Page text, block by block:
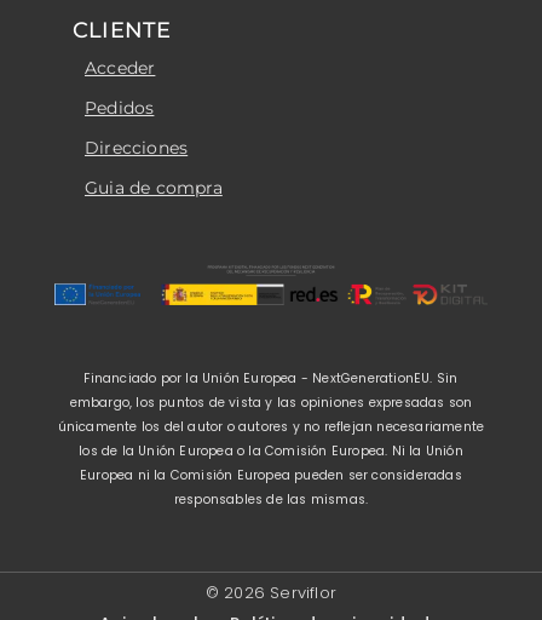
CLIENTE
Acceder
Pedidos
Direcciones
Guia de compra
Financiado por la Unión Europea - NextGenerationEU. Sin
embargo, los puntos de vista y las opiniones expresadas son
únicamente los del autor o autores y no reflejan necesariamente
los de la Unión Europea o la Comisión Europea. Ni la Unión
Europea ni la Comisión Europea pueden ser consideradas
responsables de las mismas.
© 2026 Serviflor